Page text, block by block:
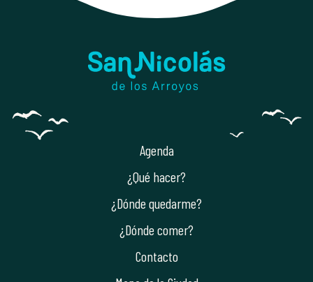
Agenda
¿Qué hacer?
¿Dónde quedarme?
¿Dónde comer?
Contacto